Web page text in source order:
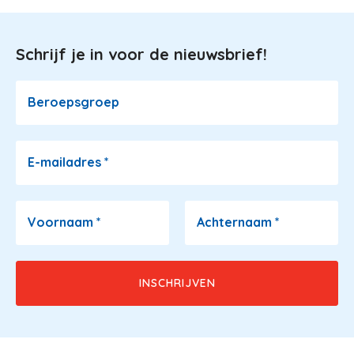
Image
Schrijf je in voor de nieuwsbrief!
Beroepsgroep
E-mailadres *
Voornaam * Achternaam *